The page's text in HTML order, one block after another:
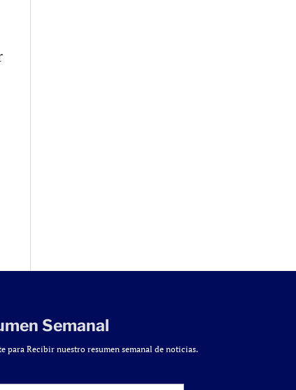
Semanal
para Recibir nuestro resumen semanal de noticias.